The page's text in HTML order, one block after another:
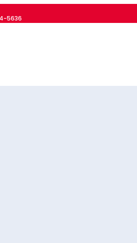
5636